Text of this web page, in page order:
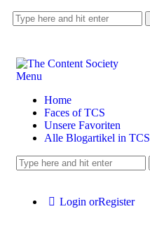
Menu
Home
Faces of TCS
Unsere Favoriten
Alle Blogartikel in TCS
Login orRegister